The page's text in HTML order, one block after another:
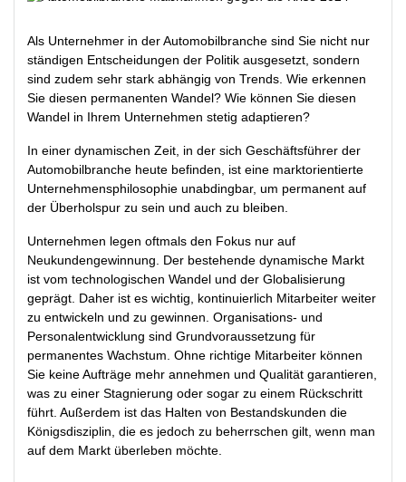
Als Unternehmer in der Automobilbranche sind Sie nicht nur
ständigen Entscheidungen der Politik ausgesetzt, sondern
sind zudem sehr stark abhängig von Trends. Wie erkennen
Sie diesen permanenten Wandel? Wie können Sie diesen
Wandel in Ihrem Unternehmen stetig adaptieren?
In einer dynamischen Zeit, in der sich Geschäfts­führer der
Automobilbranche heute befinden, ist eine marktorientierte
Unternehmensphilo­sophie unabdingbar, um permanent auf
der Überholspur zu sein und auch zu bleiben.
Unternehmen legen oftmals den Fokus nur auf
Neukundengewinnung. Der bestehende dynamische Markt
ist vom technologischen Wandel und der Globalisierung
geprägt. Daher ist es wichtig, kontinuierlich Mitarbeiter weiter
zu entwickeln und zu gewinnen. Organisations- und
Personalentwicklung sind Grundvoraus­setzung für
permanentes Wachstum. Ohne richtige Mitarbeiter können
Sie keine Aufträge mehr annehmen und Qualität garantieren,
was zu einer Stagnierung oder sogar zu einem Rückschritt
führt. Außerdem ist das Halten von Bestandskunden die
Königsdisziplin, die es jedoch zu beherrschen gilt, wenn man
auf dem Markt überleben möchte.